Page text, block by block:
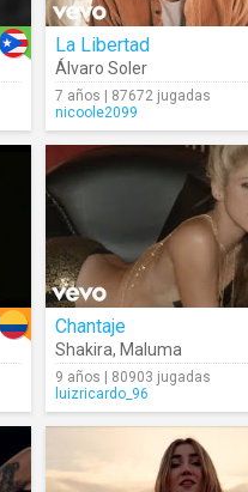
La Libertad
Álvaro Soler
7 años | 87672 jugadas
nicoole2099
Chantaje
Shakira, Maluma
9 años | 80903 jugadas
luizricardo_96